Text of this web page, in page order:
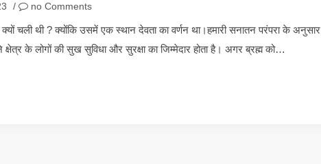
/ no Comments
क्यों चली थी ? क्योंकि उसमें एक स्थान देवता का वर्णन था।हमारी सनातन परंपरा के अनुसार
के लोगों की सुख सुविधा और सुरक्षा का जिम्मेदार होता है। अगर ब्रह्म को…